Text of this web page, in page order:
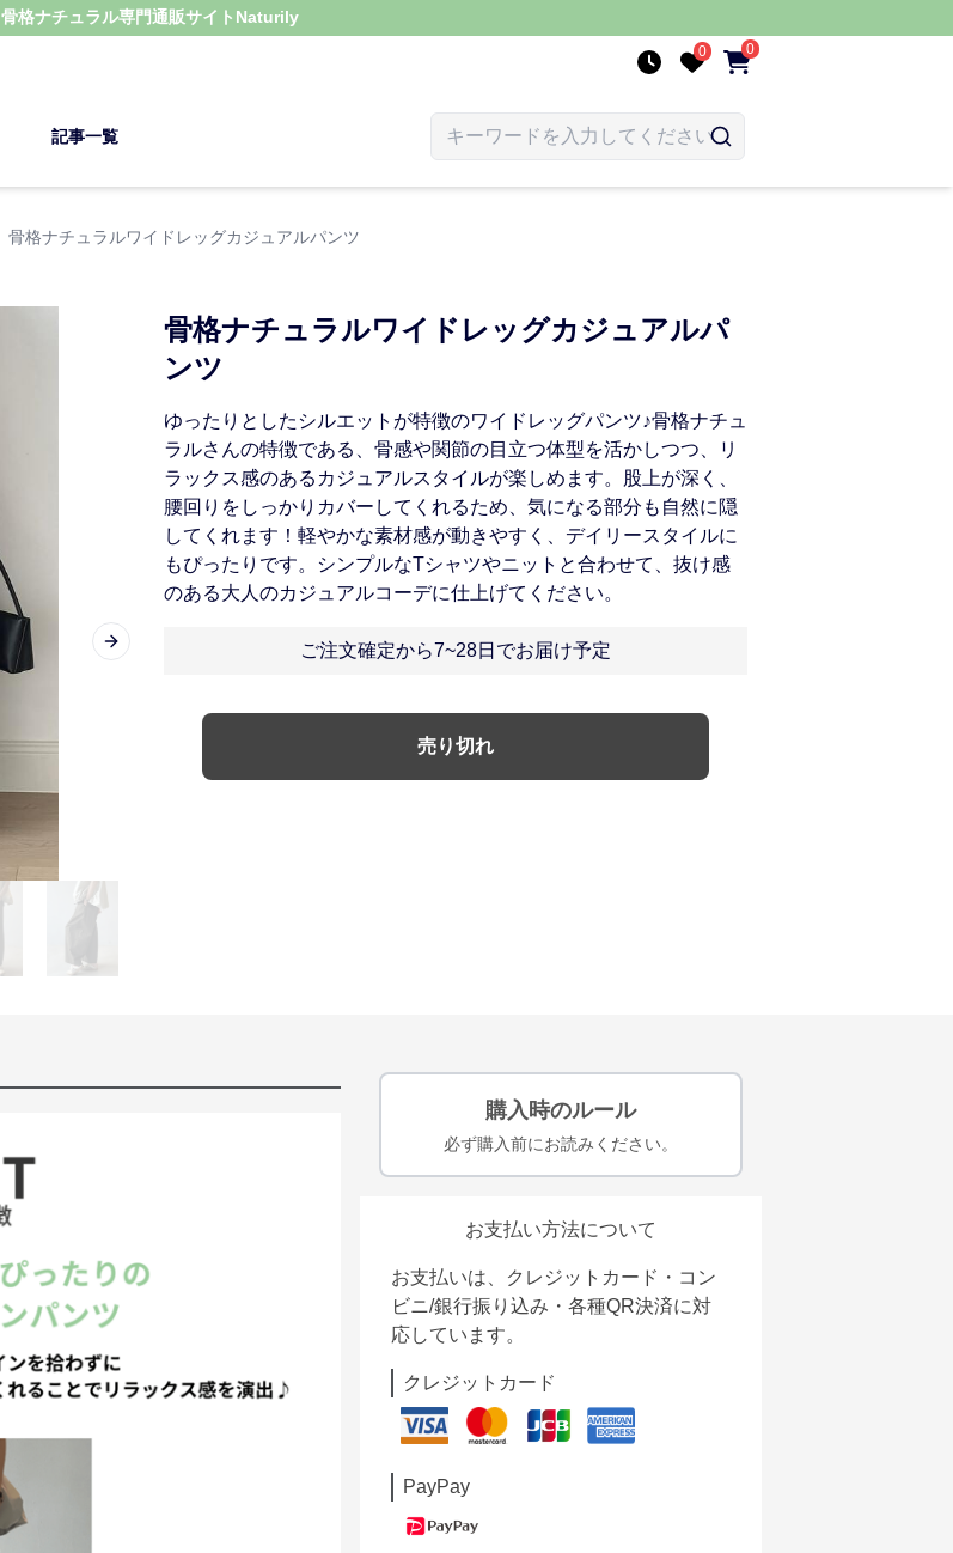
骨格ナチュラル専門通販サイト Naturily
0 0
記事一覧
骨格ナチュラルワイドレッグカジュアルパンツ
Next slide
骨格ナチュラルワイドレッグカジュアルパ
ンツ
ゆったりとしたシルエットが特徴のワイドレッグパンツ♪骨格ナチュ
ラルさんの特徴である、骨感や関節の目立つ体型を活かしつつ、リ
ラックス感のあるカジュアルスタイルが楽しめます。股上が深く、
腰回りをしっかりカバーしてくれるため、気になる部分も自然に隠
してくれます！軽やかな素材感が動きやすく、デイリースタイルに
もぴったりです。シンプルなTシャツやニットと合わせて、抜け感
のある大人のカジュアルコーデに仕上げてください。
ご注文確定から7~28日でお届け予定
売り切れ
購入時のルール
必ず購入前にお読みください。
お支払い方法について
お支払いは、クレジットカード・コン
ビニ/銀行振り込み・各種QR決済に対
応しています。
クレジットカード
PayPay